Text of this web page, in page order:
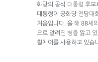
화당의 공식 대통령 후
대통령이 공화당 전당대
처음입니다. 올 해 88세
으로 알려진 병을 앓고
휠체어를 사용하고 있습